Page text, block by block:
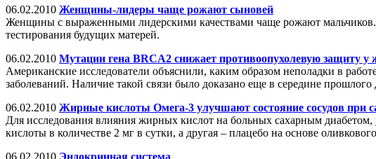
06.02.2010 Женщины-лидеры чаще рожают сыновей
Женщины с выраженными лидерскими качествами чаще рожают
тестирования будущих матерей.
06.02.2010 Мутации гена BRCA2 снижает противоопухолевую защиту
Американские исследователи объяснили, каким образом неполадки в
заболеваний. Наличие такой связи было доказано еще в середине
06.02.2010 Жирные кислоты Омега-3 улучшают состояние сосудов при
Для исследования влияния жирных кислот на больных сахарным диабетом,
кислоты в количестве 2 мг в сутки, а другая – плацебо на основе
06.02.2010 Эндокринная система